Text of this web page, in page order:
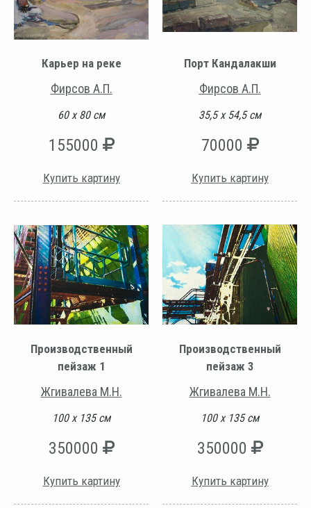
Карьер на реке
Фирсов А.П.
60 х 80 см
155000
Купить картину
Порт Кандалакши
Фирсов А.П.
35,5 х 54,5 см
70000
Купить картину
Производственный
пейзаж 1
Жгивалева М.Н.
100 х 135 см
350000
Купить картину
Производственный
пейзаж 3
Жгивалева М.Н.
100 х 135 см
350000
Купить картину